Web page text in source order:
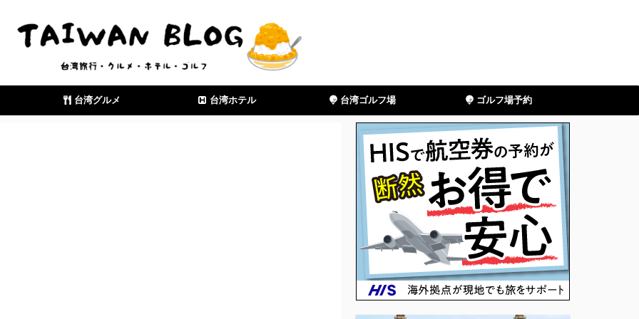
台湾グルメ 台湾ホテル 台湾ゴルフ場 ゴルフ場予約